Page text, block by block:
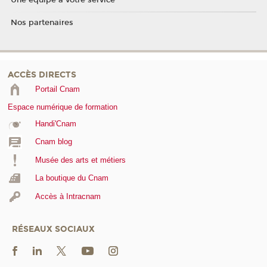
Nos partenaires
ACCÈS DIRECTS
Portail Cnam
Espace numérique de formation
Handi'Cnam
Cnam blog
Musée des arts et métiers
La boutique du Cnam
Accès à Intracnam
RÉSEAUX SOCIAUX